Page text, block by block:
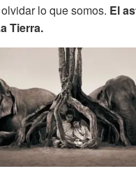
lo que somos. El
Tierra.